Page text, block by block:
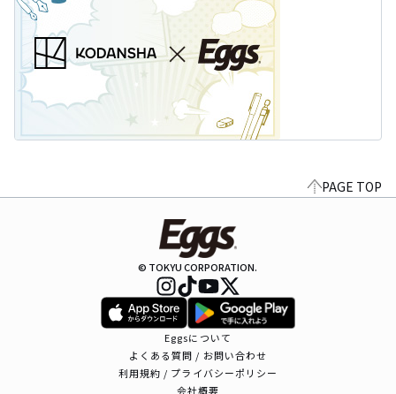
PAGE TOP
© TOKYU CORPORATION.
Eggsについて
よくある質問 / お問い合わせ
利用規約 / プライバシーポリシー
会社概要